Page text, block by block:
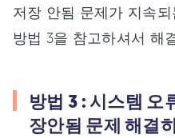
저장 안됨 문제가 지속
방법 3을 참고하셔서 해
방법 3 : 시스템 오
장안됨 문제 해결